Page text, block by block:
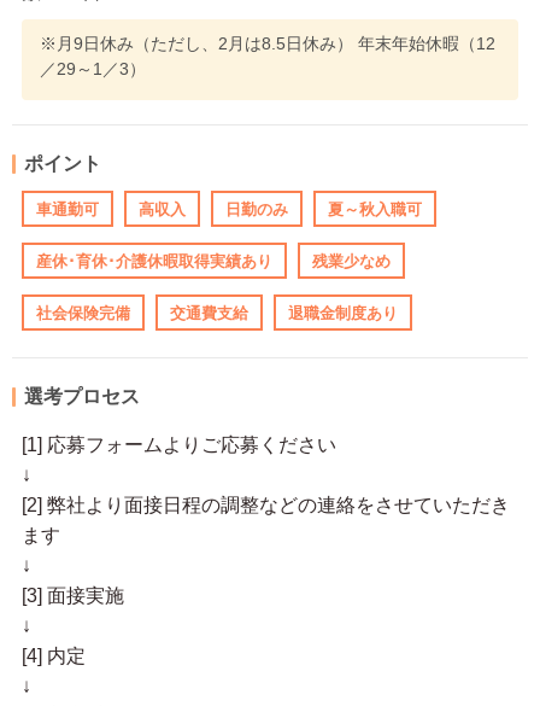
※月9日休み（ただし、2月は8.5日休み） 年末年始休暇（12
／29～1／3）
ポイント
車通勤可 高収入 日勤のみ 夏～秋入職可
産休･育休･介護休暇取得実績あり 残業少なめ
社会保険完備 交通費支給 退職金制度あり
選考プロセス
[1] 応募フォームよりご応募ください
↓
[2] 弊社より面接日程の調整などの連絡をさせていただき
ます
↓
[3] 面接実施
↓
[4] 内定
↓